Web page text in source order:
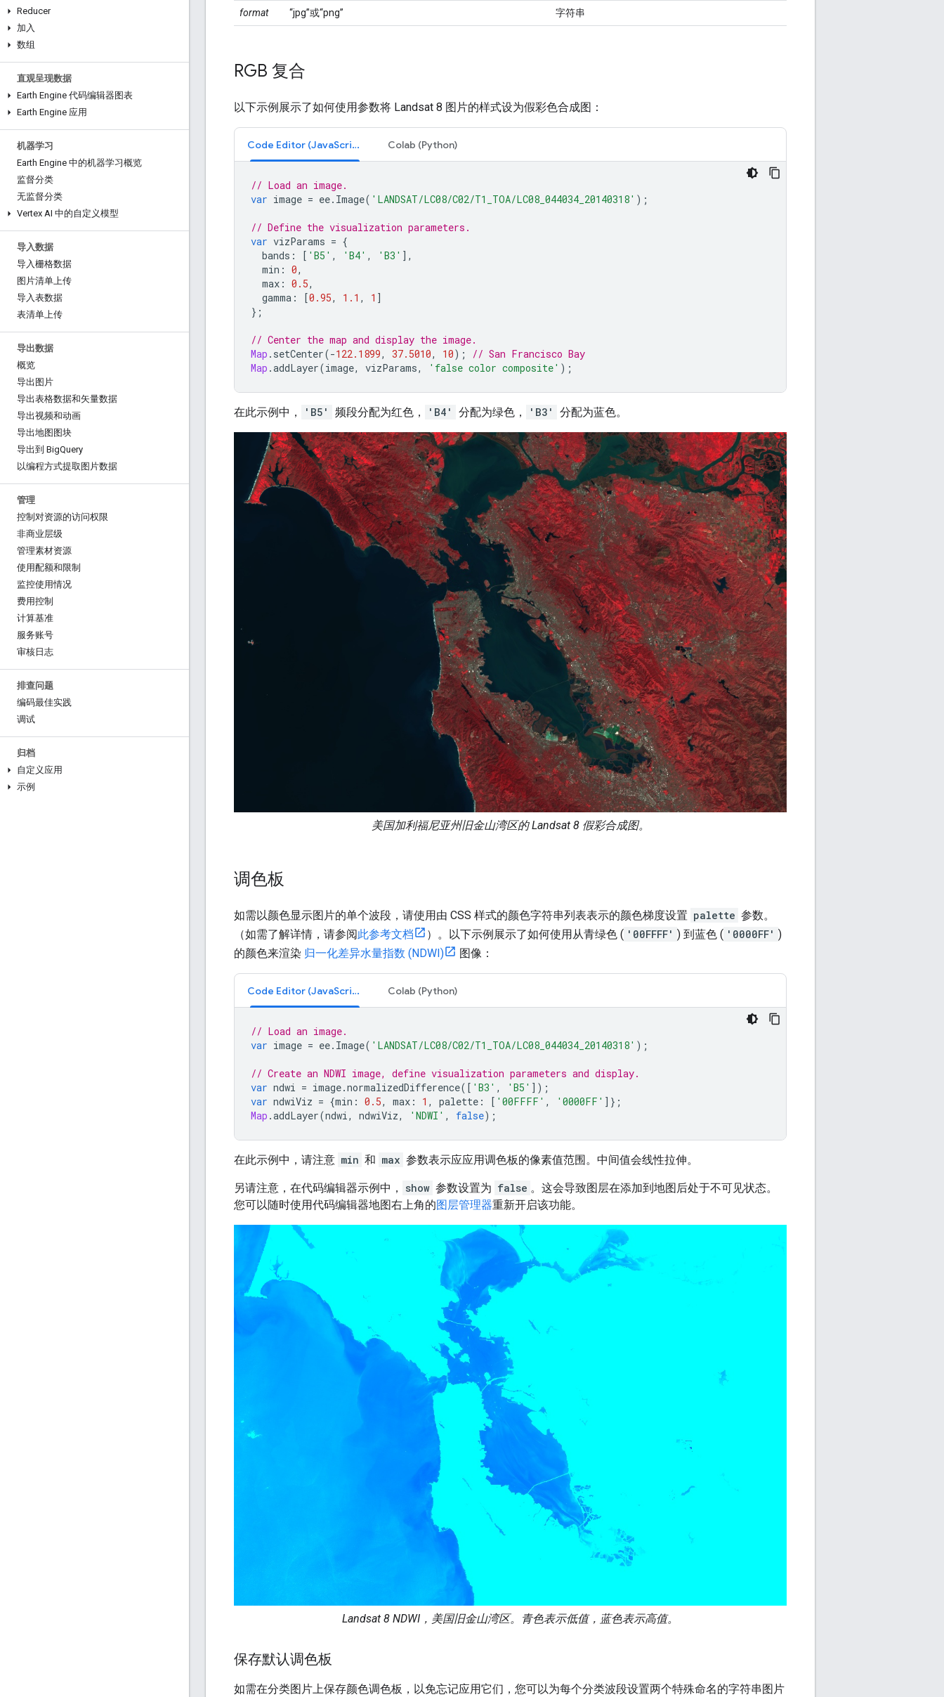
Reducer
加入
数组
直观呈现数据
Earth Engine 代码编辑器图表
Earth Engine 应用
机器学习
Earth Engine 中的机器学习概览
监督分类
无监督分类
Vertex AI 中的自定义模型
导入数据
导入栅格数据
图片清单上传
导入表数据
表清单上传
导出数据
概览
导出图片
导出表格数据和矢量数据
导出视频和动画
导出地图图块
导出到 BigQuery
以编程方式提取图片数据
管理
控制对资源的访问权限
非商业层级
管理素材资源
使用配额和限制
监控使用情况
费用控制
计算基准
服务账号
审核日志
排查问题
编码最佳实践
调试
归档
自定义应用
示例
format “jpg”或“png” 字符串
RGB 复合
以下示例展示了如何使用参数将 Landsat 8 图片的样式设为假彩色合成图：
Code Editor (JavaScript) Colab (Python)
// Load an image.
var image = ee. Image( 'LANDSAT/LC08/C02/T1_TOA/LC08_044034_20140318' );
// Define the visualization parameters.
var vizParams = {
bands : [ 'B5' , 'B4' , 'B3' ],
min : 0,
max : 0.5,
gamma : [0.95, 1.1 , 1 ]
};
// Center the map and display the image.
Map . setCenter(-122.1899, 37.5010, 10);
// San Francisco Bay
Map .addLayer(image, vizParams, 'false color composite' );
在此示例中， 'B5' 频段分配为红色， 'B4' 分配为绿色， 'B3' 分配为蓝色。
美国加利福尼亚州旧金山湾区的 Landsat 8 假彩合成图。
调色板
如需以颜色显示图片的单个波段，请使用由 CSS 样式的颜色字符串列表表示的颜色梯度设置 palette 参数。
（如需了解详情，请参阅此参考文档 ）。以下示例展示了如何使用从青绿色 ( '00FFFF' ) 到蓝色 ( '0000FF' )
的颜色来渲染 归一化差异水量指数 (NDWI) 图像：
Code Editor (JavaScript) Colab (Python)
// Load an image.
var image = ee. Image( 'LANDSAT/LC08/C02/T1_TOA/LC08_044034_20140318' );
// Create an NDWI image, define visualization parameters and display.
var ndwi = image.normalizedDifference([ 'B3' , 'B5' ]);
var ndwiViz = {min : 0.5, max : 1 , palette : [ '00FFFF' , '0000FF' ]};
Map .addLayer(ndwi, ndwiViz, 'NDWI' , false);
在此示例中，请注意 min 和 max 参数表示应应用调色板的像素值范围。中间值会线性拉伸。
另请注意，在代码编辑器示例中， show 参数设置为 false 。这会导致图层在添加到地图后处于不可见状态。
您可以随时使用代码编辑器地图右上角的图层管理器重新开启该功能。
Landsat 8 NDWI，美国旧金山湾区。青色表示低值，蓝色表示高值。
保存默认调色板
如需在分类图片上保存颜色调色板，以免忘记应用它们，您可以为每个分类波段设置两个特殊命名的字符串图片